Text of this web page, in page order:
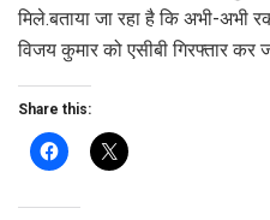
मिले.बताया जा रहा है कि अभी-अभी
विजय कुमार को एसीबी गिरफ्तार कर
Share this: